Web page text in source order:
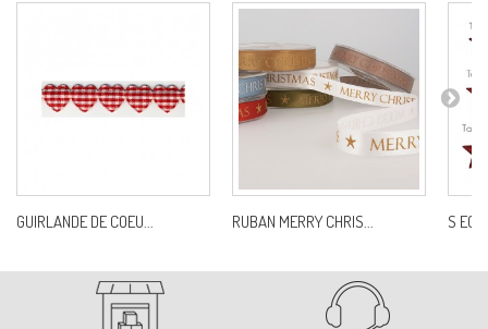
GUIRLANDE DE COEU... RUBAN MERRY CHRIS... S